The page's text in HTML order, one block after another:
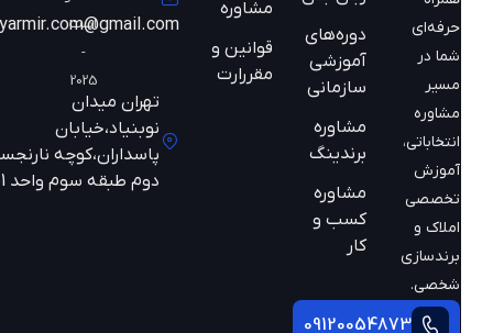
حرفه‌ای
شما در
مسیر
مشاوره
انتخاباتی،
آموزش
تخصصی
املاک و
برندسازی
شخصی.
09120054873
دوره‌های
آموزشی
سازمانی
مشاوره
برندینگ
مشاوره
کسب و
مشاوره
قوانین و
مقررارت
mazyarmir.com@gmail.com
تهران میدان
نوبنیاد،خیابان
پاسداران،کوچه نارنجستان
دوم طبقه سوم واحد 301
است